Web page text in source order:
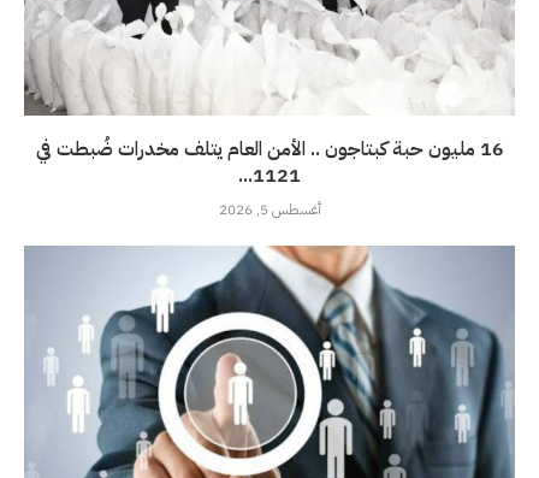
16 مليون حبة كبتاجون .. الأمن العام يتلف مخدرات ضُبطت في
1121...
أغسطس 5, 2026